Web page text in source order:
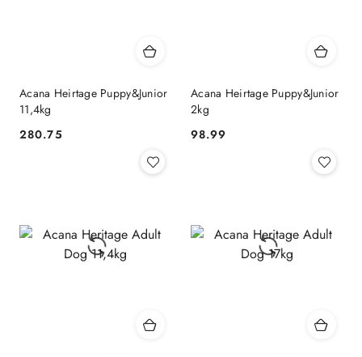
Acana Heirtage Puppy&Junior
11,4kg
Cena:
280.75
Acana Heirtage Puppy&Junior
2kg
Cena:
98.99